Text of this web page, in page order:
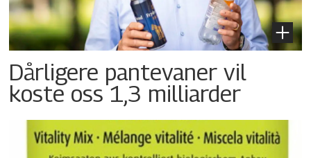
Dårligere pantevaner vil
koste oss 1,3 milliarder